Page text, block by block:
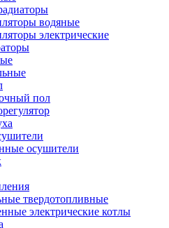
водяные
электрические
пол
осушители
твердотопливные
электрические котлы